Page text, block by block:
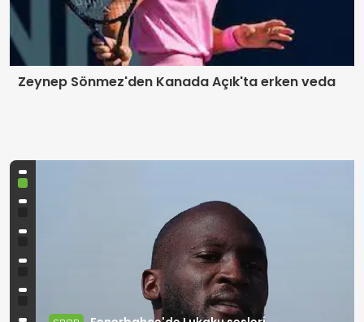
Zeynep Sönmez'den Kanada Açık'ta erken veda